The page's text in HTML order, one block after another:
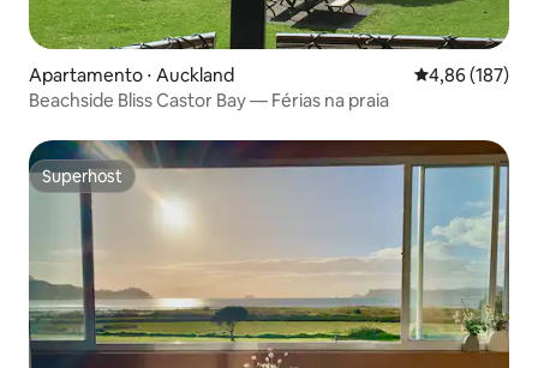
Apartamento ⋅ Auckland 4,86 de uma
4,86 (187)
Beachside Bliss Castor Bay — Férias na praia
Superhost
Superhost